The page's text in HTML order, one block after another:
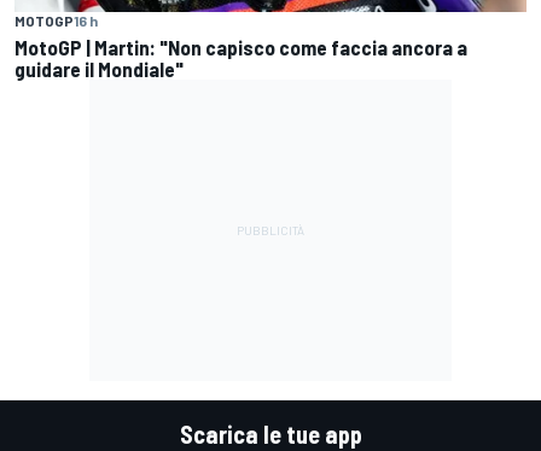
MOTOGP16 h
MotoGP | Martin: "Non capisco come faccia ancora a
guidare il Mondiale"
Scarica le tue app